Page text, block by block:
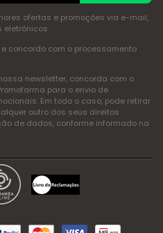
ofertas e promoções via e-mail,
eletrónicos
concordo com o processamento
newsletter, concorda com o
para o envio de
Em todo o caso, pode retirar
outro dos seus direitos
de dados, conforme informado na